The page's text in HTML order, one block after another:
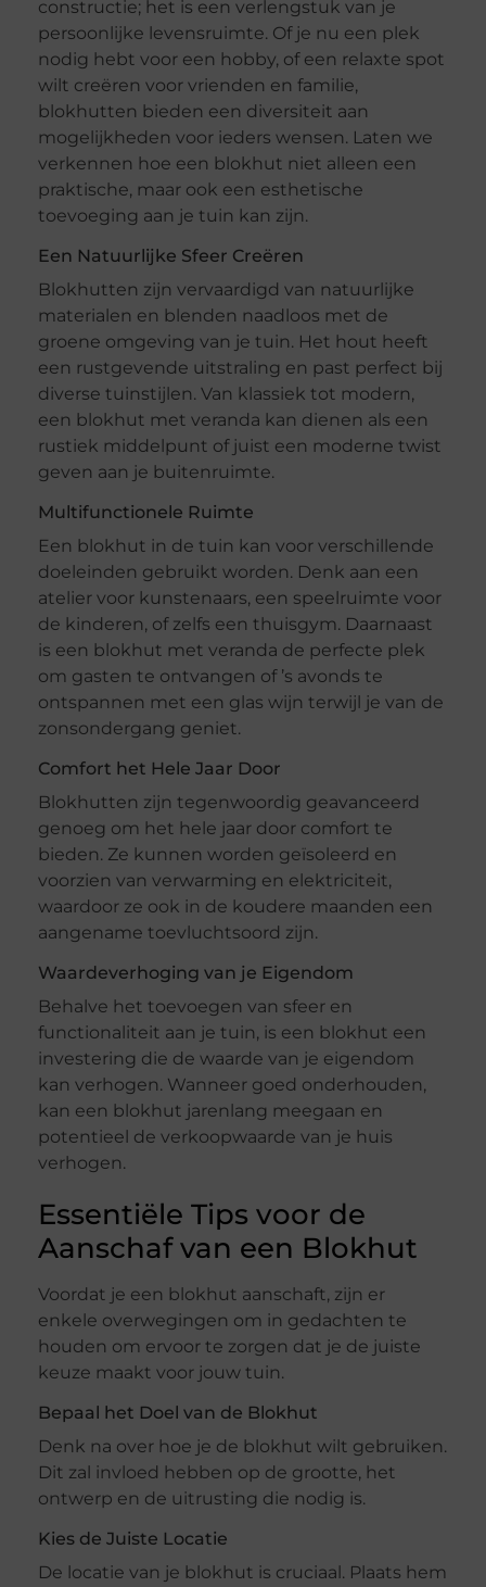
constructie; het is een verlengstuk van je
persoonlijke levensruimte. Of je nu een plek
nodig hebt voor een hobby, of een relaxte spot
wilt creëren voor vrienden en familie,
blokhutten bieden een diversiteit aan
mogelijkheden voor ieders wensen. Laten we
verkennen hoe een blokhut niet alleen een
praktische, maar ook een esthetische
toevoeging aan je tuin kan zijn.
Een Natuurlijke Sfeer Creëren
Blokhutten zijn vervaardigd van natuurlijke
materialen en blenden naadloos met de
groene omgeving van je tuin. Het hout heeft
een rustgevende uitstraling en past perfect bij
diverse tuinstijlen. Van klassiek tot modern,
een blokhut met veranda kan dienen als een
rustiek middelpunt of juist een moderne twist
geven aan je buitenruimte.
Multifunctionele Ruimte
Een blokhut in de tuin kan voor verschillende
doeleinden gebruikt worden. Denk aan een
atelier voor kunstenaars, een speelruimte voor
de kinderen, of zelfs een thuisgym. Daarnaast
is een blokhut met veranda de perfecte plek
om gasten te ontvangen of ’s avonds te
ontspannen met een glas wijn terwijl je van de
zonsondergang geniet.
Comfort het Hele Jaar Door
Blokhutten zijn tegenwoordig geavanceerd
genoeg om het hele jaar door comfort te
bieden. Ze kunnen worden geïsoleerd en
voorzien van verwarming en elektriciteit,
waardoor ze ook in de koudere maanden een
aangename toevluchtsoord zijn.
Waardeverhoging van je Eigendom
Behalve het toevoegen van sfeer en
functionaliteit aan je tuin, is een blokhut een
investering die de waarde van je eigendom
kan verhogen. Wanneer goed onderhouden,
kan een blokhut jarenlang meegaan en
potentieel de verkoopwaarde van je huis
verhogen.
Essentiële Tips voor de
Aanschaf van een Blokhut
Voordat je een blokhut aanschaft, zijn er
enkele overwegingen om in gedachten te
houden om ervoor te zorgen dat je de juiste
keuze maakt voor jouw tuin.
Bepaal het Doel van de Blokhut
Denk na over hoe je de blokhut wilt gebruiken.
Dit zal invloed hebben op de grootte, het
ontwerp en de uitrusting die nodig is.
Kies de Juiste Locatie
De locatie van je blokhut is cruciaal. Plaats hem